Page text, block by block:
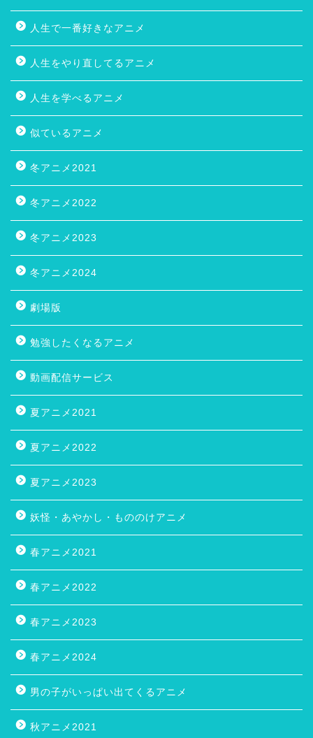
人生で一番好きなアニメ
人生をやり直してるアニメ
人生を学べるアニメ
似ているアニメ
冬アニメ2021
冬アニメ2022
冬アニメ2023
冬アニメ2024
劇場版
勉強したくなるアニメ
動画配信サービス
夏アニメ2021
夏アニメ2022
夏アニメ2023
妖怪・あやかし・もののけアニメ
春アニメ2021
春アニメ2022
春アニメ2023
春アニメ2024
男の子がいっぱい出てくるアニメ
秋アニメ2021